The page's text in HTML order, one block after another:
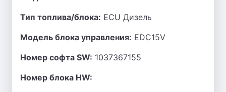
Тип топлива/блока: ECU Дизель
Модель блока управления: EDC15V
Номер софта SW: 1037367155
Номер блока HW: